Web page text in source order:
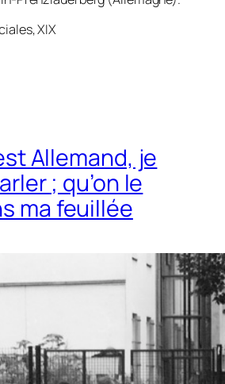
, XIX
Allemand, je
; qu’on le
ma feuillée